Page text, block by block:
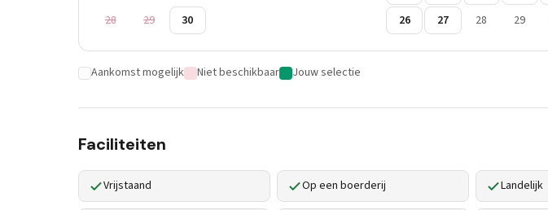
28
29 30
26
27 28 29
Aankomst mogelijk Niet beschikbaar Jouw selectie
Faciliteiten
Vrijstaand Op een boerderij Landelijk